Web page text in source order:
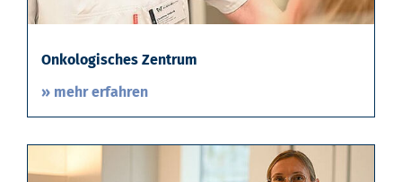
Onkologisches Zentrum
» mehr erfahren